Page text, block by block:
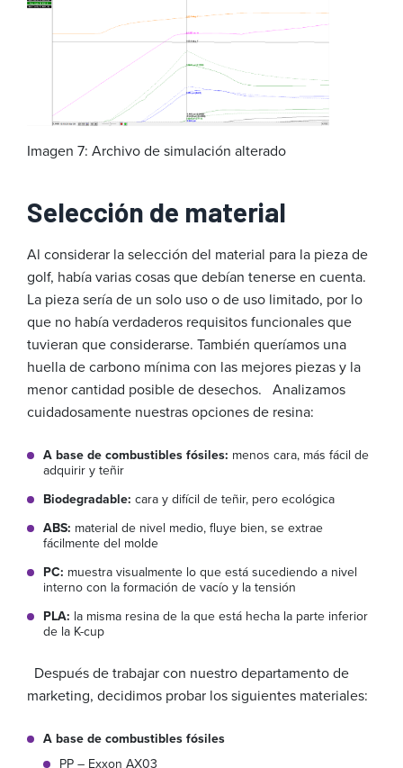
Imagen 7: Archivo de simulación alterado
Selección de material
Al considerar la selección del material para la pieza de
golf, había varias cosas que debían tenerse en cuenta.
La pieza sería de un solo uso o de uso limitado, por lo
que no había verdaderos requisitos funcionales que
tuvieran que considerarse. También queríamos una
huella de carbono mínima con las mejores piezas y la
menor cantidad posible de desechos. Analizamos
cuidadosamente nuestras opciones de resina:
A base de combustibles fósiles: menos cara, más fácil de
adquirir y teñir
Biodegradable: cara y difícil de teñir, pero ecológica
ABS: material de nivel medio, fluye bien, se extrae
fácilmente del molde
PC: muestra visualmente lo que está sucediendo a nivel
interno con la formación de vacío y la tensión
PLA: la misma resina de la que está hecha la parte inferior
de la K-cup
Después de trabajar con nuestro departamento de
marketing, decidimos probar los siguientes materiales:
A base de combustibles fósiles
PP – Exxon AX03